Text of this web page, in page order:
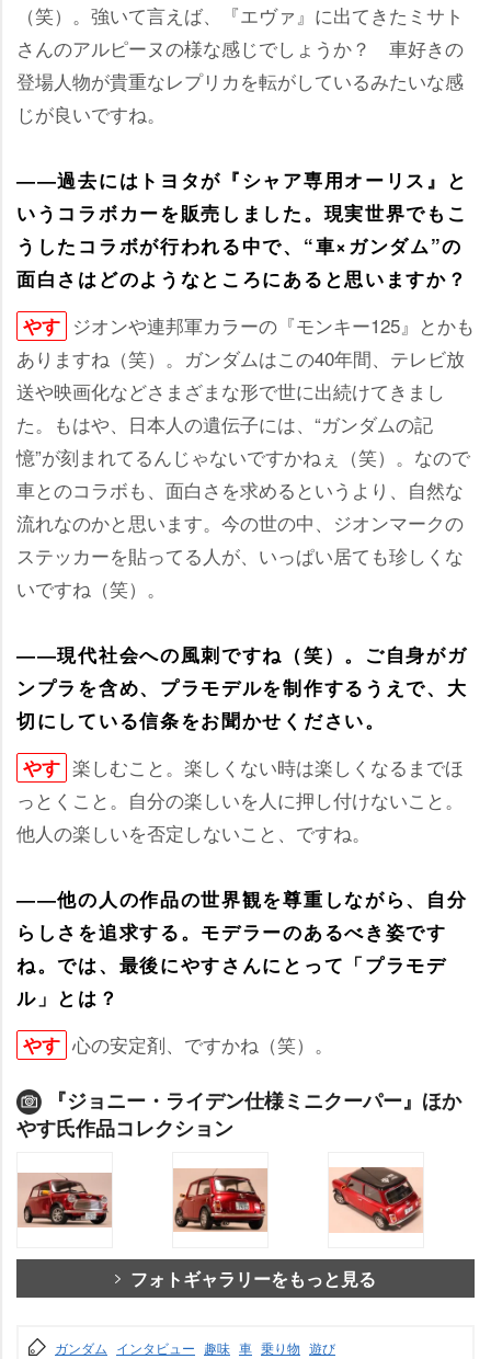
（笑）。強いて言えば、『エヴァ』に出てきたミサト
さんのアルピーヌの様な感じでしょうか？ 車好きの
登場人物が貴重なレプリカを転がしているみたいな感
じが良いですね。
――過去にはトヨタが『シャア専用オーリス』と
いうコラボカーを販売しました。現実世界でもこ
うしたコラボが行われる中で、“車×ガンダム”の
面白さはどのようなところにあると思いますか？
す ジオンや連邦軍カラーの『モンキー125』とかも
ありますね（笑）。ガンダムはこの40年間、テレビ放
送や映画化などさまざまな形で世に出続けてきまし
た。もはや、日本人の遺伝子には、“ガンダムの記
憶”が刻まれてるんじゃないですかねぇ（笑）。なので
車とのコラボも、面白さを求めるというより、自然な
流れなのかと思います。今の世の中、ジオンマークの
ステッカーを貼ってる人が、いっぱい居ても珍しくな
いですね（笑）。
――現代社会への風刺ですね（笑）。ご自身がガ
ンプラを含め、プラモデルを制作するうえで、大
切にしている信条をお聞かせください。
す 楽しむこと。楽しくない時は楽しくなるまでほ
っとくこと。自分の楽しいを人に押し付けないこと。
他人の楽しいを否定しないこと、ですね。
――他の人の作品の世界観を尊重しながら、自分
らしさを追求する。モデラーのあるべき姿です
ね。では、最後にやすさんにとって「プラモデ
ル」とは？
す 心の安定剤、ですかね（笑）。
『ジョニー・ライデン仕様ミニクーパー』ほか
す氏作品コレクション
フォトギャラリーをもっと見る
ガンダム インタビュー 趣味 車 乗り物 遊び